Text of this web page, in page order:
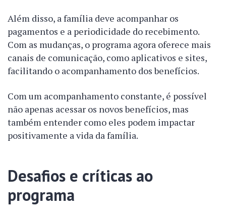
Além disso, a família deve acompanhar os
pagamentos e a periodicidade do recebimento.
Com as mudanças, o programa agora oferece mais
canais de comunicação, como aplicativos e sites,
facilitando o acompanhamento dos benefícios.
Com um acompanhamento constante, é possível
não apenas acessar os novos benefícios, mas
também entender como eles podem impactar
positivamente a vida da família.
Desafios e críticas ao
programa